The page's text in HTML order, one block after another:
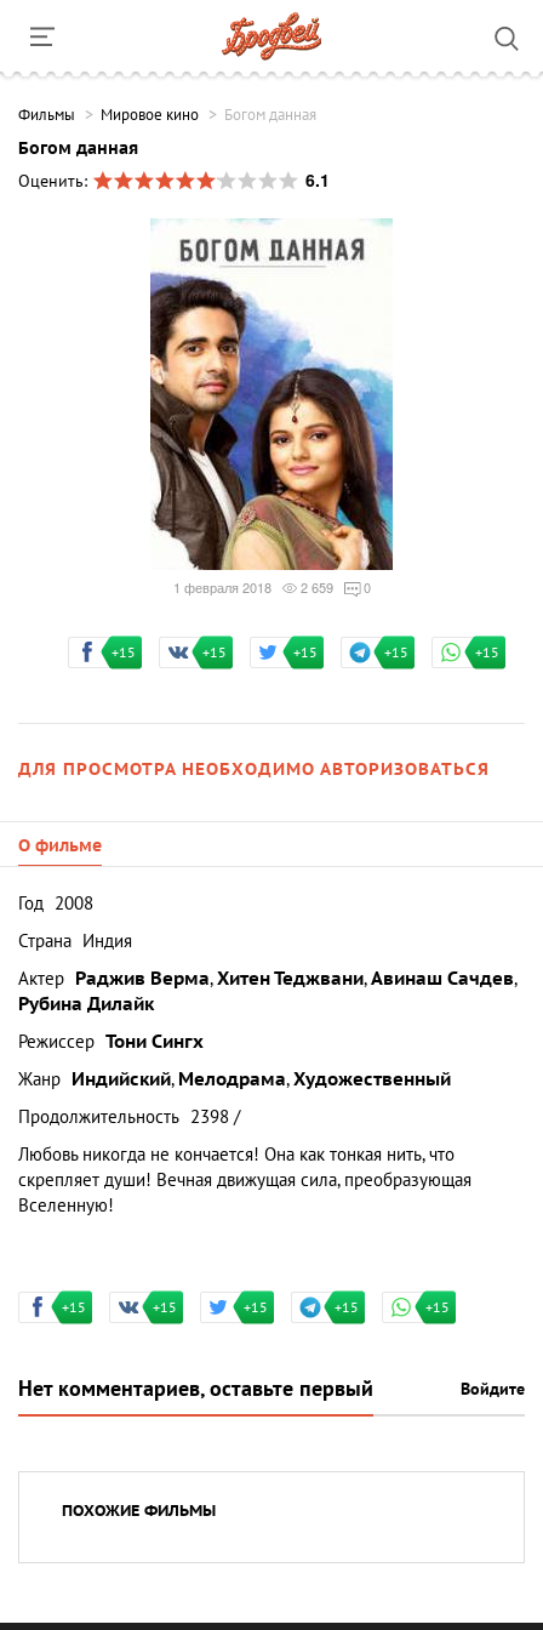
Фильмы Мировое кино Богом данная
Богом данная
Оценить:
6.1
1 февраля 2018 2 659 0
+15 +15 +15 +15 +15
ДЛЯ ПРОСМОТРА НЕОБХОДИМО АВТОРИЗОВАТЬСЯ
О фильме
Год 2008
Страна Индия
Актер Раджив Верма,Хитен Теджвани,Авинаш Сачдев,
Рубина Дилайк
Режиссер Тони Сингх
Жанр Индийский, Мелодрама,Художественный
Продолжительность 2398 /
Любовь никогда не кончается! Она как тонкая нить, что
скрепляет души! Вечная движущая сила, преобразующая
Вселенную!
+15 +15 +15 +15 +15
Нет комментариев, оставьте первый Войдите
ПОХОЖИЕ ФИЛЬМЫ